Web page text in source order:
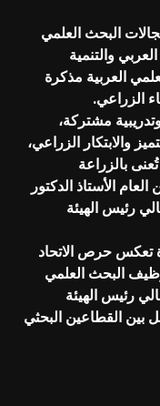
البحث العلمي
والتنمية
العربية مذكرة
الزراعي.
مشتركة،
والابتكار الزراعي،
بالزراعة
الأستاذ الدكتور
رئيس الهيئة
تعكس حرص الاتحاد
البحث العلمي
رئيس الهيئة
بين القطاعين البحثي